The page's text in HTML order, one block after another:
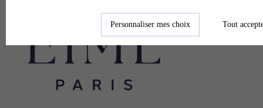
Personnaliser mes choix Tout